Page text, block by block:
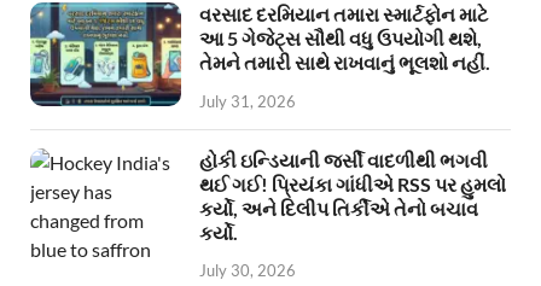
વરસાદ દરમિયાન તમારા સ્માર્ટફોન માટે
આ 5 ગેજેટ્સ સૌથી વધુ ઉપયોગી થશે,
તેમને તમારી સાથે રાખવાનું ભૂલશો નહીં.
July 31, 2026
હોકી ઇન્ડિયાની જર્સી વાદળીથી ભગવી
થઈ ગઈ! પ્રિયંકા ગાંધીએ RSS પર હુમલો
કર્યો, અને દિલીપ તિર્કીએ તેનો બચાવ
કર્યો.
July 30, 2026